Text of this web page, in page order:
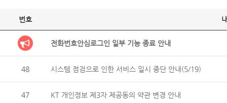
번호
전화번호안심로그인 일부 기능 종료 안내
48 시스템 점검으로 인한 서비스 일시 중단 안내(5/19)
47 KT 개인정보 제3자 제공동의 약관 변경 안내